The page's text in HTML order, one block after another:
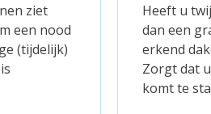
ziet
een nood
(tijdelijk)
Heeft u
dan een
erkend
Zorgt dat
komt te